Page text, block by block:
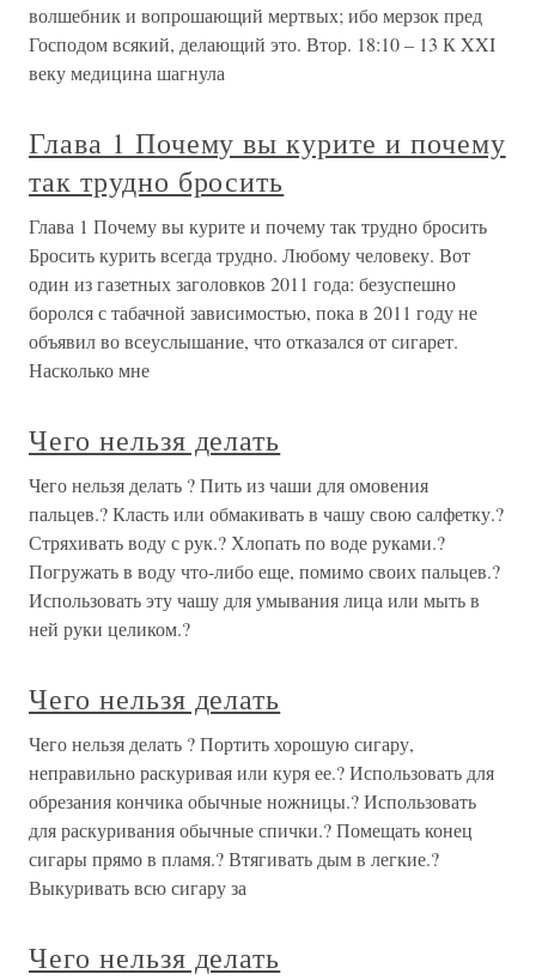
волшебник и вопрошающий мертвых; ибо мерзок пред
Господом всякий, делающий это. Втор. 18:10 – 13 К XXI
веку медицина шагнула
Глава 1 Почему вы курите и почему
так трудно бросить
Глава 1 Почему вы курите и почему так трудно бросить
Бросить курить всегда трудно. Любому человеку. Вот
один из газетных заголовков 2011 года: безуспешно
боролся с табачной зависимостью, пока в 2011 году не
объявил во всеуслышание, что отказался от сигарет.
Насколько мне
Чего нельзя делать
Чего нельзя делать ? Пить из чаши для омовения
пальцев.? Класть или обмакивать в чашу свою салфетку.?
Стряхивать воду с рук.? Хлопать по воде руками.?
Погружать в воду что-либо еще, помимо своих пальцев.?
Использовать эту чашу для умывания лица или мыть в
ней руки целиком.?
Чего нельзя делать
Чего нельзя делать ? Портить хорошую сигару,
неправильно раскуривая или куря ее.? Использовать для
обрезания кончика обычные ножницы.? Использовать
для раскуривания обычные спички.? Помещать конец
сигары прямо в пламя.? Втягивать дым в легкие.?
Выкуривать всю сигару за
Чего нельзя делать